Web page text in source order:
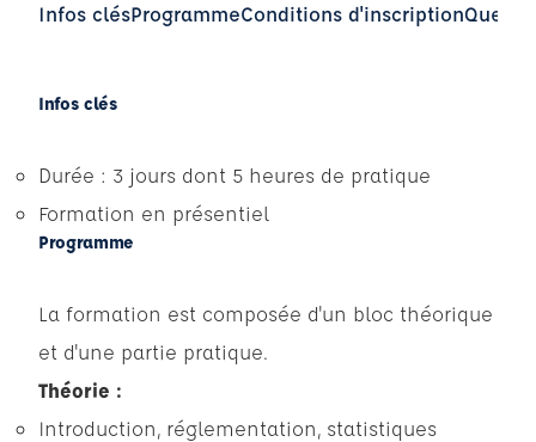
Infos clésProgrammeConditions d'inscription
Infos clés
Durée : 3 jours dont 5 heures de pratique
Formation en présentiel
Programme
La formation est composée d'un bloc théorique
et d'une partie pratique.
Théorie :
Introduction, réglementation, statistiques